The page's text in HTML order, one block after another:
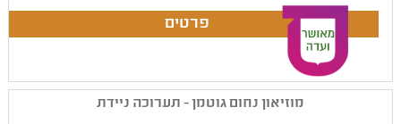
מוזיאון נחום גוטמן - תערוכה ניידת